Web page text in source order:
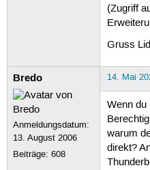
(Zugriff
Gruss
Bredo
Anmeldungsdatum:
13. August 2006
Beiträge:608
14. Mai
Wenn du
warum
direkt?